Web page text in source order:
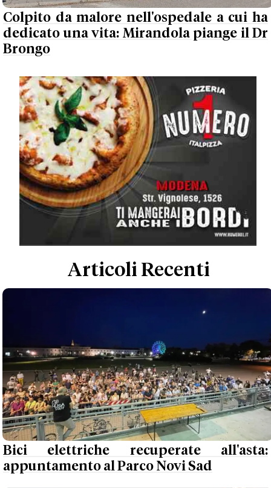
Colpito da malore nell'ospedale a cui ha
dedicato una vita: Mirandola piange il Dr
Brongo
Articoli Recenti
Bici elettriche recuperate all'asta:
appuntamento al Parco Novi Sad